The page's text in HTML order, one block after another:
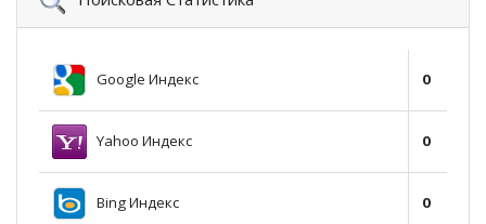
Google Индекс 0
Yahoo Индекс 0
Bing Индекс 0